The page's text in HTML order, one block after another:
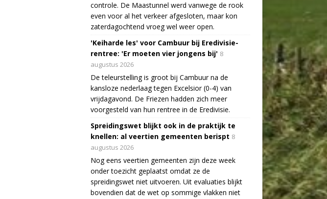
controle. De Maastunnel werd vanwege de rook
even voor al het verkeer afgesloten, maar kon
zaterdagochtend vroeg wel weer open.
'Keiharde les' voor Cambuur bij Eredivisie-
rentree: 'Er moeten vier jongens bij' 8
augustus 2026
De teleurstelling is groot bij Cambuur na de
kansloze nederlaag tegen Excelsior (0-4) van
vrijdagavond. De Friezen hadden zich meer
voorgesteld van hun rentree in de Eredivisie.
Spreidingswet blijkt ook in de praktijk te
knellen: al veertien gemeenten berispt 8
augustus 2026
Nog eens veertien gemeenten zijn deze week
onder toezicht geplaatst omdat ze de
spreidingswet niet uitvoeren. Uit evaluaties blijkt
bovendien dat de wet op sommige vlakken niet